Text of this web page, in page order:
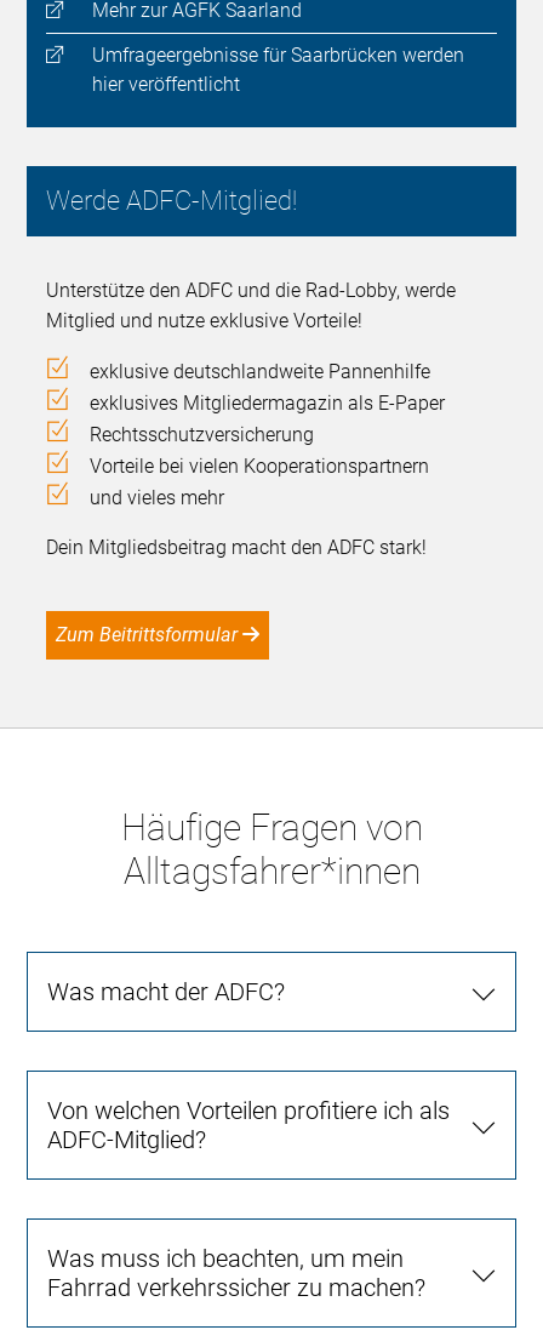
Mehr zur AGFK Saarland
Umfrageergebnisse für Saarbrücken werden
hier veröffentlicht
Werde ADFC-Mitglied!
Unterstütze den ADFC und die Rad-Lobby, werde
Mitglied und nutze exklusive Vorteile!
exklusive deutschlandweite Pannenhilfe
exklusives Mitgliedermagazin als E-Paper
Rechtsschutzversicherung
Vorteile bei vielen Kooperationspartnern
und vieles mehr
Dein Mitgliedsbeitrag macht den ADFC stark!
Zum Beitrittsformular
Häufige Fragen von
Alltagsfahrer*innen
Was macht der ADFC?
Von welchen Vorteilen profitiere ich als
ADFC-Mitglied?
Was muss ich beachten, um mein
Fahrrad verkehrssicher zu machen?